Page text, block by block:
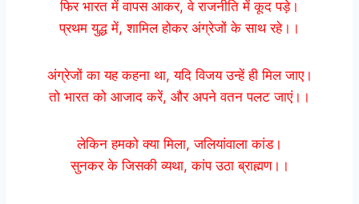
फिर भारत में वापस आकर, वे राजनीति में कूद पड़े।
प्रथम युद्ध में, शामिल होकर अंग्रेजों के साथ रहे।।
अंग्रेजों का यह कहना था, यदि विजय उन्हें ही मिल जाए।
तो भारत को आजाद करें, और अपने वतन पलट जाएं।।
लेकिन हमको क्या मिला, जलियांवाला कांड।
सुनकर के जिसकी व्यथा, कांप उठा ब्राह्मण।।